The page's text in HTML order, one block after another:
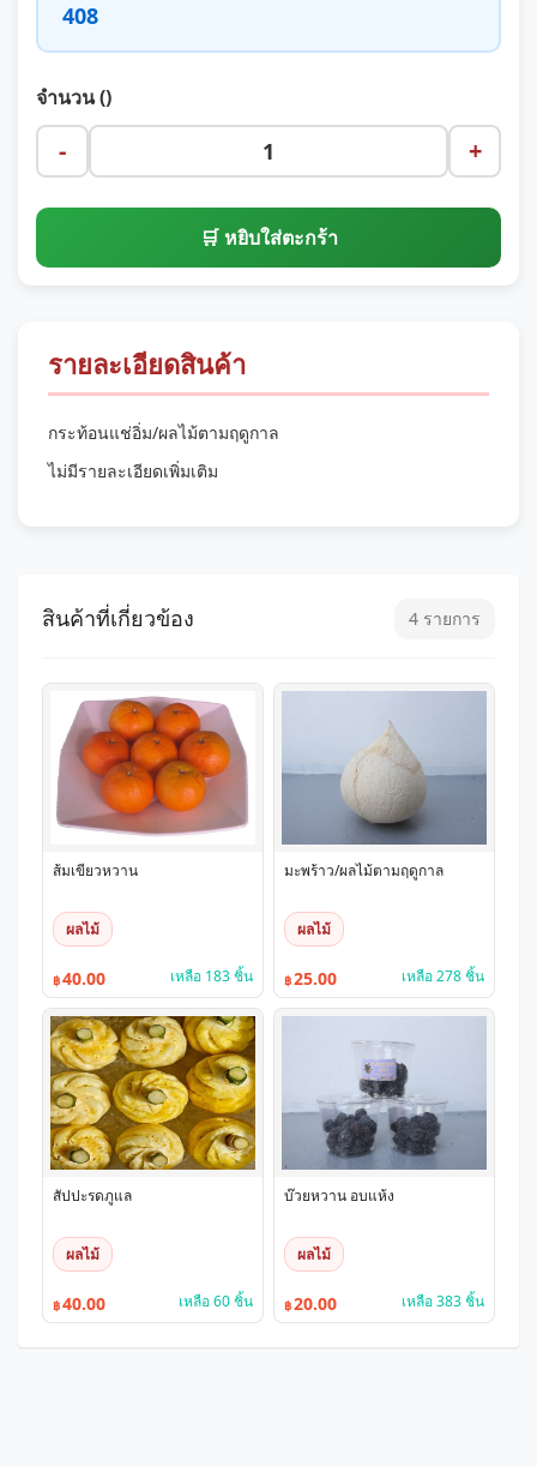
408
จำนวน ()
- +
🛒 หยิบใส่ตะกร้า
รายละเอียดสินค้า
กระท้อนแช่อิ่ม/ผลไม้ตามฤดูกาล
ไม่มีรายละเอียดเพิ่มเติม
สินค้าที่เกี่ยวข้อง 4 รายการ
ส้มเขียวหวาน
ผลไม้
฿40.00 เหลือ 183 ชิ้น
มะพร้าว/ผลไม้ตามฤดูกาล
ผลไม้
฿25.00 เหลือ 278 ชิ้น
สัปปะรดภูแล
ผลไม้
฿40.00 เหลือ 60 ชิ้น
บ๊วยหวาน อบแห้ง
ผลไม้
฿20.00 เหลือ 383 ชิ้น